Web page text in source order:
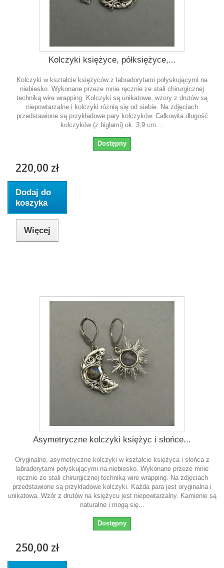
Kolczyki księżyce, półksiężyce,...
Kolczyki w kształcie księżyców z labradorytami połyskującymi na
niebiesko. Wykonane przeze mnie ręcznie ze stali chirurgicznej
techniką wire wrapping. Kolczyki są unikatowe, wzory z drutów są
niepowtarzalne i kolczyki różnią się od siebie. Na zdjęciach
przedstawione są przykładowe pary kolczyków. Całkowita długość
kolczyków (z biglami) ok. 3,9 cm....
Dostępny
220,00 zł
Dodaj do
koszyka
Więcej
Asymetryczne kolczyki księżyc i słońce...
Oryginalne, asymetryczne kolczyki w kształcie księżyca i słońca z
labradorytami połyskującymi na niebiesko. Wykonane przeze mnie
ręcznie ze stali chirurgicznej techniką wire wrapping. Na zdjęciach
przedstawione są przykładowe kolczyki. Każda para jest oryginalna i
unikatowa. Wzór z drutów na księżycu jest niepowtarzalny. Kamienie są
naturalne i mogą się...
Dostępny
250,00 zł